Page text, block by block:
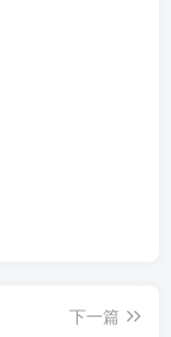
下一篇